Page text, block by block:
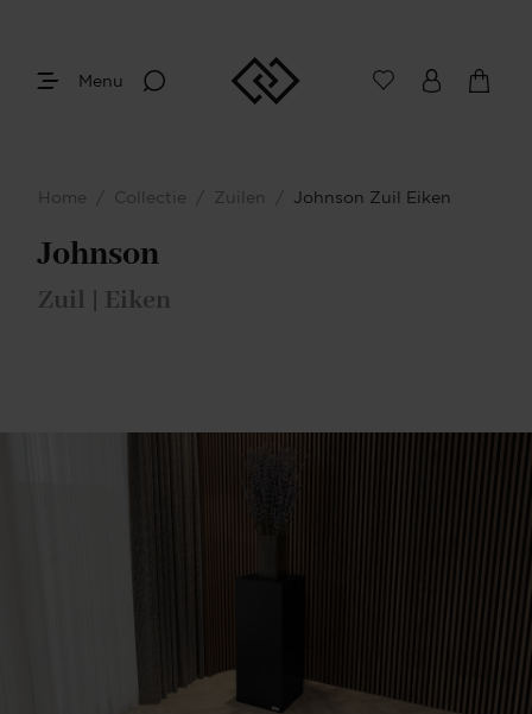
Menu
Home / Collectie / Zuilen / Johnson Zuil Eiken
Johnson
Zuil | Eiken
Afmetingen
jouw eigen zuil. Begin bij het bepalen van
de gewenste afmetingen.
Diepte